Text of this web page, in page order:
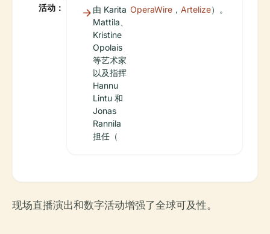
活动：
由 Karita
Mattila、
Kristine
Opolais
等艺术家
以及指挥
Hannu
Lintu 和
Jonas
Rannila
担任（
OperaWire ， Artelize）。
现场直播演出和数字活动增强了全球可及性。